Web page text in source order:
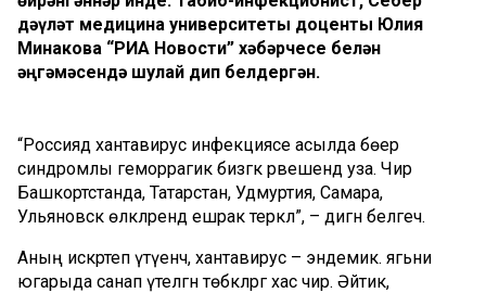
дәүләт медицина университеты доценты Юлия
Минакова “РИА Новости” хәбәрчесе белән
әңгәмәсендә шулай дип белдергән.
“Россиядә хантавирус инфекциясе асылда бөер
синдромлы геморрагик бизгәк рәвешендә уза. Чир
Башкортстанда, Татарстан, Удмуртия, Самара,
Ульяновск өлкәләрендә ешрак теркәлә”, – дигән белгеч.
Аның искәртеп үтүенчә, хантавирус – эндемик. ягьни
югарыда санап үтелгән төбәкләргә хас чир. Әйтик,